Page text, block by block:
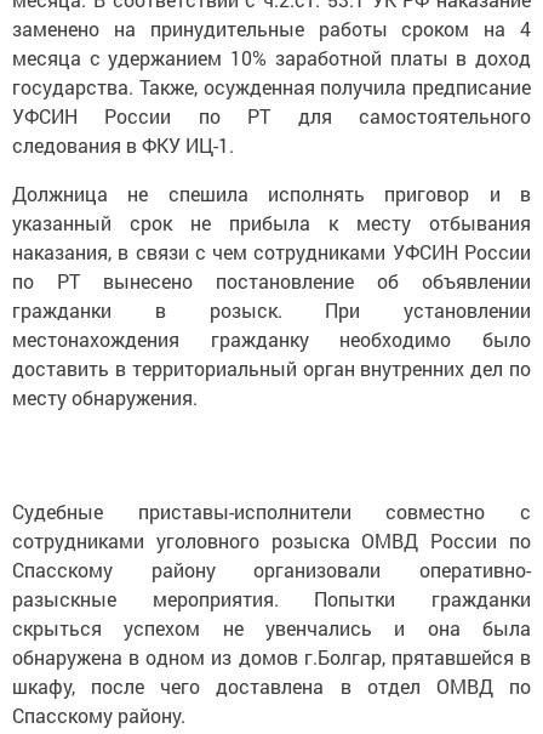
заменено на принудительные работы сроком на 4
месяца с удержанием 10% заработной платы в доход
государства. Также, осужденная получила предписание
УФСИН России по РТ для самостоятельного
следования в ФКУ ИЦ-1.
Должница не спешила исполнять приговор и в
указанный срок не прибыла к месту отбывания
наказания, в связи с чем сотрудниками УФСИН России
по РТ вынесено постановление об объявлении
гражданки в розыск. При установлении
местонахождения гражданку необходимо было
доставить в территориальный орган внутренних дел по
месту обнаружения.
Судебные приставы-исполнители совместно с
сотрудниками уголовного розыска ОМВД России по
Спасскому району организовали оперативно-
разыскные мероприятия. Попытки гражданки
скрыться успехом не увенчались и она была
обнаружена в одном из домов г.Болгар, прятавшейся в
шкафу, после чего доставлена в отдел ОМВД по
Спасскому району.